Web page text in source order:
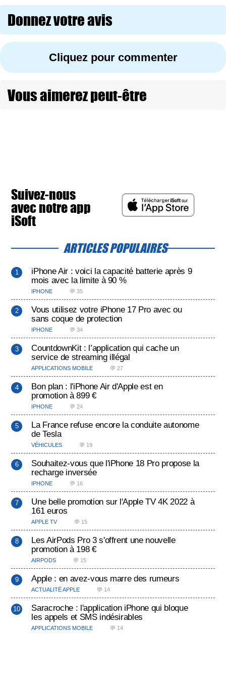
Donnez votre avis
Cliquez pour commenter
Vous aimerez peut-être
Suivez-nous
avec notre app
iSoft
ARTICLES POPULAIRES
iPhone Air : voici la capacité batterie après 9
mois avec la limite à 90 %
IPHONE 💬 35
Vous utilisez votre iPhone 17 Pro avec ou
sans coque de protection
IPHONE 💬 34
CountdownKit : l’application qui cache un
service de streaming illégal
APPLICATIONS MOBILE 💬 27
Bon plan : l'iPhone Air d'Apple est en
promotion à 899 €
IPHONE 💬 24
La France refuse encore la conduite autonome
de Tesla
VÉHICULES 💬 19
Souhaitez-vous que l'iPhone 18 Pro propose la
recharge inversée
IPHONE 💬 16
Une belle promotion sur l'Apple TV 4K 2022 à
161 euros
APPLE TV 💬 15
Les AirPods Pro 3 s'offrent une nouvelle
promotion à 198 €
AIRPODS 💬 15
Apple : en avez-vous marre des rumeurs
ACTUALITÉ APPLE 💬 14
Saracroche : l'application iPhone qui bloque
les appels et SMS indésirables
APPLICATIONS MOBILE 💬 14